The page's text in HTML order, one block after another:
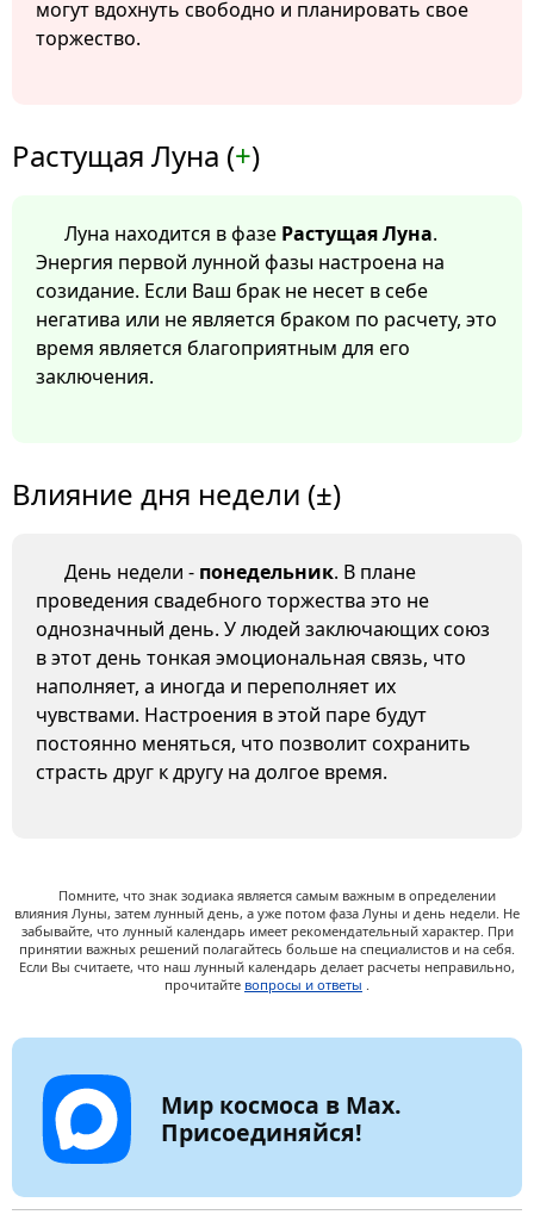
могут вдохнуть свободно и планировать свое
торжество.
Растущая Луна (+)
Луна находится в фазе Растущая Луна.
Энергия первой лунной фазы настроена на
созидание. Если Ваш брак не несет в себе
негатива или не является браком по расчету, это
время является благоприятным для его
заключения.
Влияние дня недели (±)
День недели - понедельник. В плане
проведения свадебного торжества это не
однозначный день. У людей заключающих союз
в этот день тонкая эмоциональная связь, что
наполняет, а иногда и переполняет их
чувствами. Настроения в этой паре будут
постоянно меняться, что позволит сохранить
страсть друг к другу на долгое время.
Помните, что знак зодиака является самым важным в определении
влияния Луны, затем лунный день, а уже потом фаза Луны и день недели. Не
забывайте, что лунный календарь имеет рекомендательный характер. При
принятии важных решений полагайтесь больше на специалистов и на себя.
Если Вы считаете, что наш лунный календарь делает расчеты неправильно,
прочитайте вопросы и ответы .
Мир космоса в Max.
Присоединяйся!